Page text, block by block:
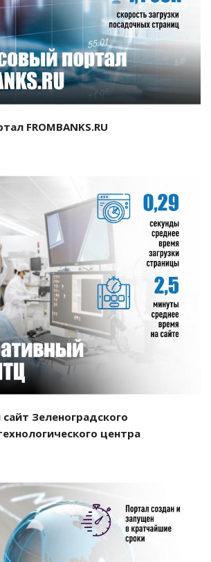
Смотреть проект
FROMBANKS.RU
Смотреть проект
Зеленоградского
центра